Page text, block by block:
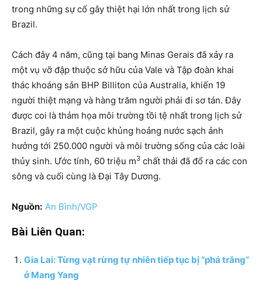
trong những sự cố gây thiệt hại lớn nhất trong lịch sử
Brazil.
Cách đây 4 năm, cũng tại bang Minas Gerais đã xảy ra
một vụ vỡ đập thuộc sở hữu của Vale và Tập đoàn khai
thác khoáng sản BHP Billiton của Australia, khiến 19
người thiệt mạng và hàng trăm người phải đi sơ tán. Đây
được coi là thảm họa môi trường tồi tệ nhất trong lịch sử
Brazil, gây ra một cuộc khủng hoảng nước sạch ảnh
hưởng tới 250.000 người và môi trường sống của các loài
thủy sinh. Ước tính, 60 triệu m3 chất thải đã đổ ra các con
sông và cuối cùng là Đại Tây Dương.
Nguồn: An Bình/VGP
Bài Liên Quan:
Gia Lai: Từng vạt rừng tự nhiên tiếp tục bị “phá trắng”
ở Mang Yang